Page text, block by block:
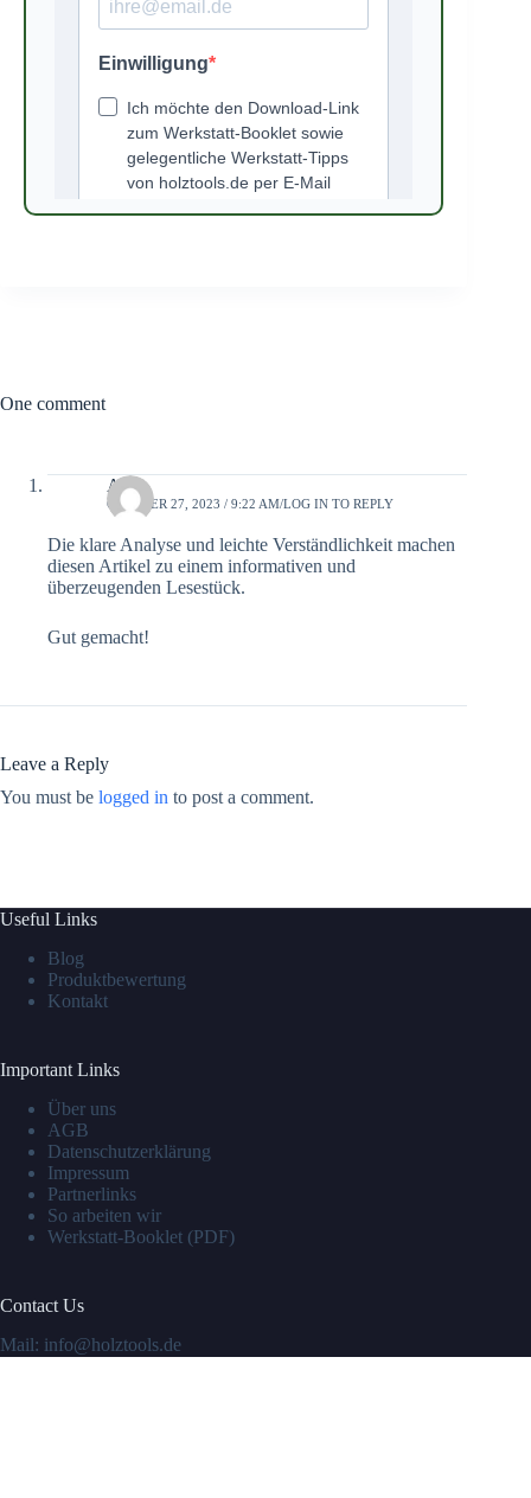
One comment
Antje
OCTOBER 27, 2023 / 9:22 AM LOG IN TO REPLY
Die klare Analyse und leichte Verständlichkeit machen
diesen Artikel zu einem informativen und
überzeugenden Lesestück.
Gut gemacht!
Leave a Reply
You must be logged in to post a comment.
Useful Links
Blog
Produktbewertung
Kontakt
Important Links
Über uns
AGB
Datenschutzerklärung
Impressum
Partnerlinks
So arbeiten wir
Werkstatt-Booklet (PDF)
Contact Us
Mail: info@holztools.de